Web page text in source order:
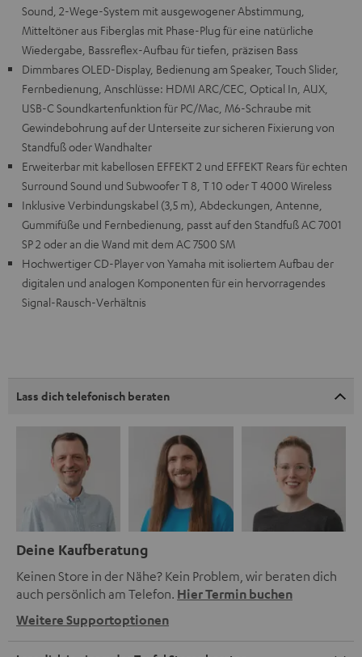
Sound, 2-Wege-System mit ausgewogener Abstimmung,
Mitteltöner aus Fiberglas mit Phase-Plug für eine natürliche
Wiedergabe, Bassreflex-Aufbau für tiefen, präzisen Bass
Dimmbares OLED-Display, Bedienung am Speaker, Touch Slider,
Fernbedienung, Anschlüsse: HDMI ARC/CEC, Optical In, AUX,
USB-C Soundkartenfunktion für PC/Mac, M6-Schraube mit
Gewindebohrung auf der Unterseite zur sicheren Fixierung von
Standfuß oder Wandhalter
Erweiterbar mit kabellosen EFFEKT 2 und EFFEKT Rears für echten
Surround Sound und Subwoofer T 8, T 10 oder T 4000 Wireless
Inklusive Verbindungskabel (3,5 m), Abdeckungen, Antenne,
Gummifüße und Fernbedienung, passt auf den Standfuß AC 7001
SP 2 oder an die Wand mit dem AC 7500 SM
Hochwertiger CD-Player von Yamaha mit isoliertem Aufbau der
digitalen und analogen Komponenten für ein hervorragendes
Signal-Rausch-Verhältnis
Lass dich telefonisch beraten
Deine Kaufberatung
Keinen Store in der Nähe? Kein Problem, wir beraten dich
auch persönlich am Telefon. Hier Termin buchen
Weitere Supportoptionen